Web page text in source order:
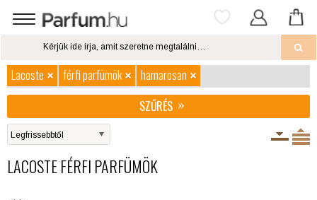
Lacoste férfi parfümök
hamarosan
SZŰRÉS
LACOSTE FÉRFI PARFÜMÖK